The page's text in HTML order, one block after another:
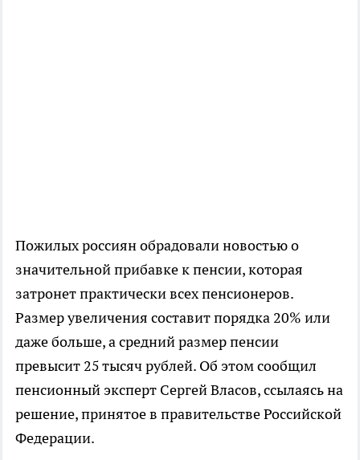
Пожилых россиян обрадовали новостью о
значительной прибавке к пенсии, которая
затронет практически всех пенсионеров.
Размер увеличения составит порядка 20% или
даже больше, а средний размер пенсии
превысит 25 тысяч рублей. Об этом сообщил
пенсионный эксперт Сергей Власов, ссылаясь на
решение, принятое в правительстве Российской
Федерации.